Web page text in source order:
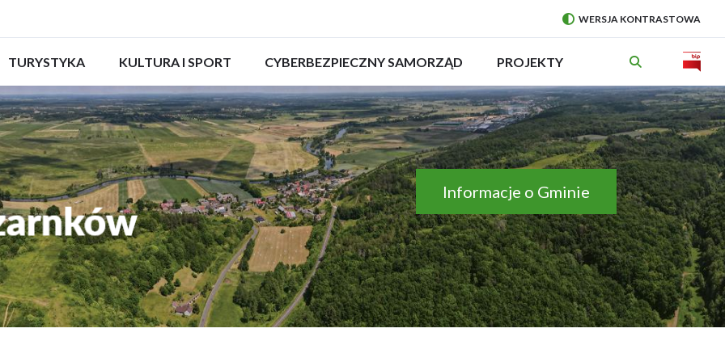
PRZEŁĄCZ
NA:
WERSJA KONTRASTOWA
ROZWIŃ
TURYSTYKA
ROZWIŃ
KULTURA I SPORT
ROZWIŃ
CYBERBEZPIECZNY SAMORZĄD
ROZWIŃ
PROJEKTY
Will
open
in
new
Informacje o Gminie